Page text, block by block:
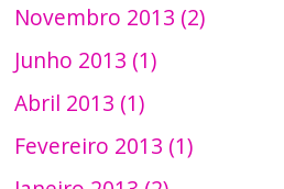
Novembro 2013 (2)
Junho 2013 (1)
Abril 2013 (1)
Fevereiro 2013 (1)